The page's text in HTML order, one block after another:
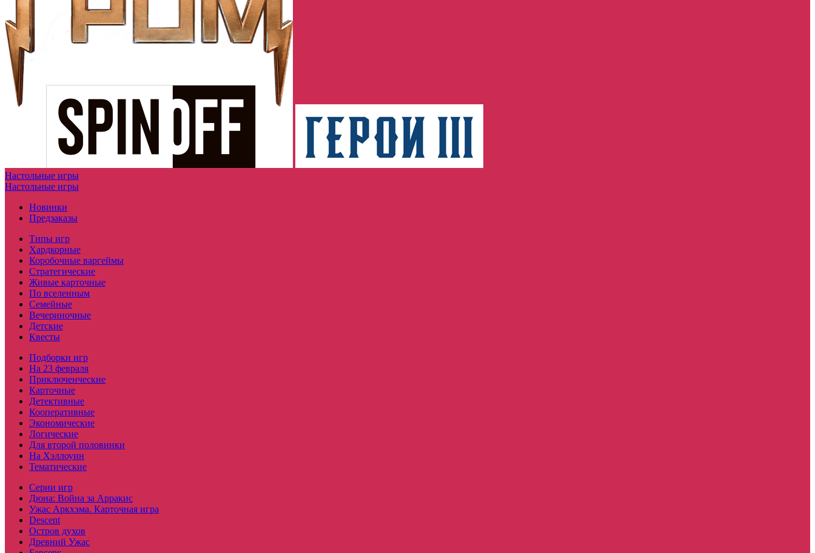
Настольные игры
Настольные игры
Новинки
Предзаказы
Типы игр
Хардкорные
Коробочные варгеймы
Стратегические
Живые карточные
По вселенным
Семейные
Вечериночные
Детские
Квесты
Подборки игр
На 23 февраля
Приключенческие
Карточные
Детективные
Кооперативные
Экономические
Логические
Для второй половинки
На Хэллоуин
Тематические
Серии игр
Дюна: Война за Арракис
Ужас Аркхэма. Карточная игра
Descent
Остров духов
Древний Ужас